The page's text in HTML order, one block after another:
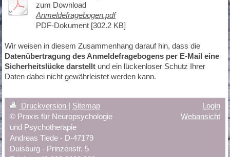
zum Download
Anmeldefragebogen.pdf
PDF-Dokument [302.2 KB]
Wir weisen in diesem Zusammenhang darauf hin, dass die
Datenübertragung des Anmeldefragebogens per E-Mail eine
Sicherheitslücke darstelltund ein lückenloser Schutz Ihrer
Daten dabei nicht gewährleistet werden kann.
Druckversion | Sitemap
© Praxis für Neuropsychologie
und Psychotherapie
Andreas Tiede - D-47179
Duisburg - Prinzenstr. 5
Login
Webansicht